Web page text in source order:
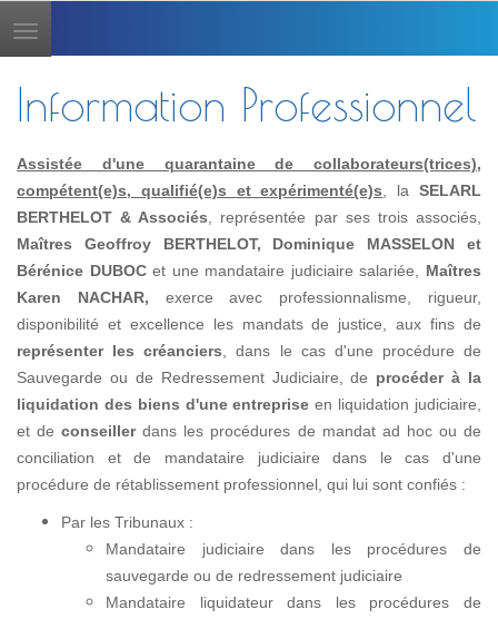
Toggle
navigation
Information Professionnel
Assistée d'une quarantaine de collaborateurs(trices),
compétent(e)s, qualifié(e)s et expérimenté(e)s , laSELARL
BERTHELOT & Associés , représentée par ses trois associés,
Maîtres Geoffroy BERTHELOT, Dominique MASSELON et
Bérénice DUBOCet une mandataire judiciaire salariée, Maîtres
Karen NACHAR, exerce avec professionnalisme, rigueur,
disponibilité et excellence les mandats de justice, aux fins de
représenter les créanciers , dans le cas d'une procédure de
Sauvegarde ou de Redressement Judiciaire, de procéder à la
liquidation des biens d'une entreprise en liquidation judiciaire,
et deconseillerdans les procédures de mandat ad hoc ou de
conciliation et de mandataire judiciaire dans le cas d'une
procédure de rétablissement professionnel, qui lui sont confiés :
Par les Tribunaux :
Mandataire judiciaire dans les procédures de
sauvegarde ou de redressement judiciaire
Mandataire liquidateur dans les procédures de